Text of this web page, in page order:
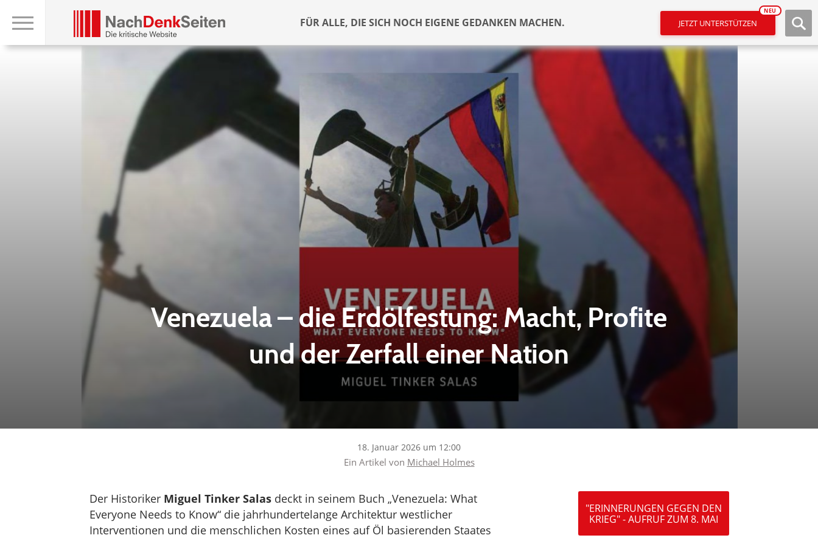
FÜR ALLE, DIE SICH NOCH EIGENE GEDANKEN MACHEN. JETZT UNTERSTÜTZEN
NEU
Venezuela – die Erdölfestung: Macht, Profite
und der Zerfall einer Nation
18. Januar 2026 um 12:00
Ein Artikel von Michael Holmes
Der Historiker Miguel Tinker Salasdeckt in seinem Buch „Venezuela: What
Everyone Needs to Know“ die jahrhundertelange Architektur westlicher
Interventionen und die menschlichen Kosten eines auf Öl basierenden Staates
"ERINNERUNGEN GEGEN DEN
KRIEG" - AUFRUF ZUM 8. MAI